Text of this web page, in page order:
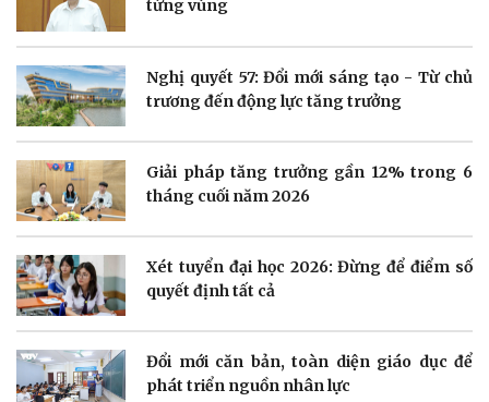
Doanh nghiệp
Thông tin doanh nghiệp
Doanh nghiệp 24h
Doanh nhân
Vì cộng đồng
Công nghệ
Tin Công nghệ
Trải nghiệm
Chuyển đổi số
Sức khỏe
Dinh dưỡng - món ngon
Cây thuốc
Đời sống
Nhà đẹp
Blog
từng vùng
Nghị quyết 57: Đổi mới sáng tạo - Từ chủ
trương đến động lực tăng trưởng
Giải pháp tăng trưởng gần 12% trong 6
tháng cuối năm 2026
Xét tuyển đại học 2026: Đừng để điểm số
quyết định tất cả
Đổi mới căn bản, toàn diện giáo dục để
phát triển nguồn nhân lực